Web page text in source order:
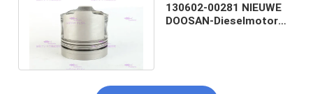
130602-00281 NIEUWE
DOOSAN-Dieselmotor